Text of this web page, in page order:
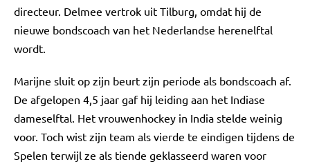
directeur. Delmee vertrok uit Tilburg, omdat hij de
nieuwe bondscoach van het Nederlandse herenelftal
wordt.
Marijne sluit op zijn beurt zijn periode als bondscoach af.
De afgelopen 4,5 jaar gaf hij leiding aan het Indiase
dameselftal. Het vrouwenhockey in India stelde weinig
voor. Toch wist zijn team als vierde te eindigen tijdens de
Spelen terwijl ze als tiende geklasseerd waren voor